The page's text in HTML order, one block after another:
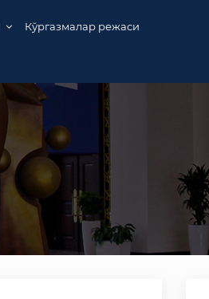
Кўргазмалар режаси